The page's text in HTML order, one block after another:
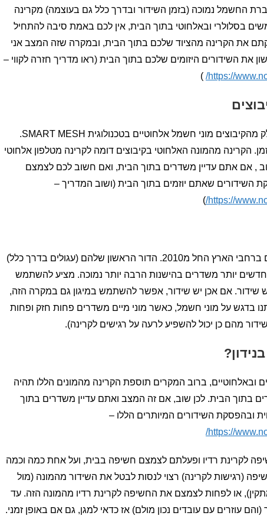
החשמל נמוכה (בזמן השידור ובדרך כלל גם בעוצמה) מקרינה
בסלולרי ובאלחוטי בתוך הבית, אין לכם באמת סיבה להתחיל
את הקרינה מהציוד שלכם בתוך הבית, ובמקרה שזה המצב אני
את השידורים היזומים שלכם בתוך הבית (ראו מדריך חזרה לקווי –
https://
)
החל משנת 2010 החלו להתקין בחלק מהקיבוצים מוני חשמל אלחוטיים בטכנולוגית SMART MESH.
הקרינה מהמונה האלחוטי בקיבוצים דומה לקרינה מטלפון אלחוטי
, אם אתם עדיין משדרים בתוך הבית, ואם חשוב לכם לצמצם
השידורים שאתם יוזמים בתוך הבית (ושוב המדריך –
https://
)
מונה מים חכמים אלחוטיים מותקנים ברחבי הארץ החל מ2010. הדור הראשון שלהם (עגולים בדרך כלל)
קצר אחת ל30 שניות. החדשים יותר משדרים בהישנות הרבה יותר נמוכה. מציע להשתמש
שידור. אם אכן יש שידור, אפשר להשתמש במיגון גם במקרה הזה,
בדגש על מוני חשמל, כאשר מוני מיים משדרים פחות חזק ופחות
מהם כן יכול להשפיע לרעה על רגישים לקרינה).
ברוב המקרים תוספת הקרינה מהמונים הללו תהיה
בתוך הבית. לכן שוב, אם זה המצב ואתם עדיין משדרים בתוך
ובהפסקת השידורים המיותרים הללו –
https://
לקרינת רדיו ופעלתם לצמצם חשיפה בבית, ועל אחת כמה וכמה
(רגישות לקרינה) רצוי לנסות לבטל את השידור מהמונה (מול
או לפחות לצמצם את החשיפה לקרינת רדיו מהמונה הזה. עד
עוזרים עם עובדים נכון מולם) אז כדאי למגן, גם אם באופן זמני.